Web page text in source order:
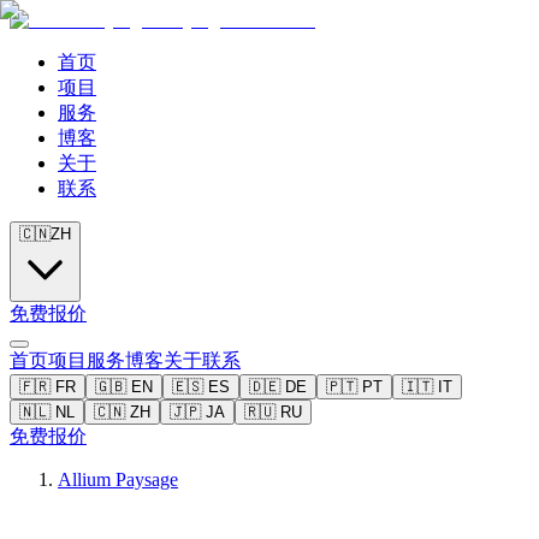
首页
项目
服务
博客
关于
联系
🇨🇳ZH
免费报价
首页项目 服务博客关于联系
🇫🇷 FR 🇬🇧 EN 🇪🇸 ES 🇩🇪 DE 🇵🇹 PT 🇮🇹 IT
🇳🇱 NL 🇨🇳 ZH 🇯🇵 JA 🇷🇺 RU
免费报价
Allium Paysage